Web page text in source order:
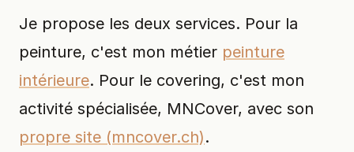
Je propose les deux services. Pour la
peinture, c'est mon métier peinture
intérieure. Pour le covering, c'est mon
activité spécialisée, MNCover, avec son
propre site (mncover.ch).